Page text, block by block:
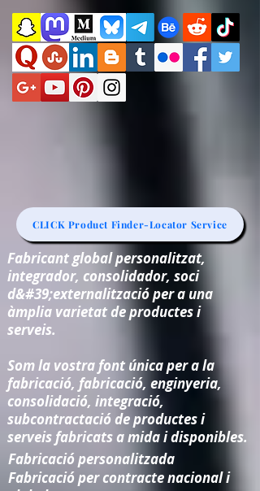
CLICK Product Finder-Locator Service
Fabricant global personalitzat,
integrador, consolidador, soci
d&#39;externalització per a una
àmplia varietat de productes i
serveis.
Som la vostra font única per a la
fabricació, fabricació, enginyeria,
consolidació, integració,
subcontractació de productes i
serveis fabricats a mida i disponibles.
Fabricació personalitzada
Fabricació per contracte nacional i